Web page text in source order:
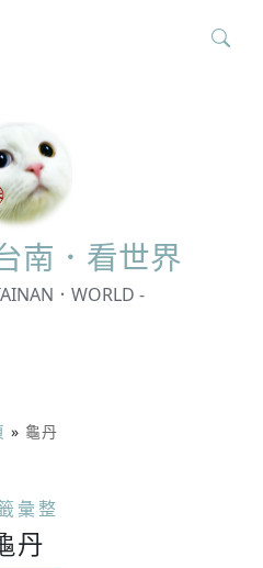
南．看世界
．WORLD -
» 龜丹
彙整
丹